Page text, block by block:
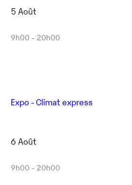
5 Août
9h00 - 20h00
Expo - Climat express
6 Août
9h00 - 20h00